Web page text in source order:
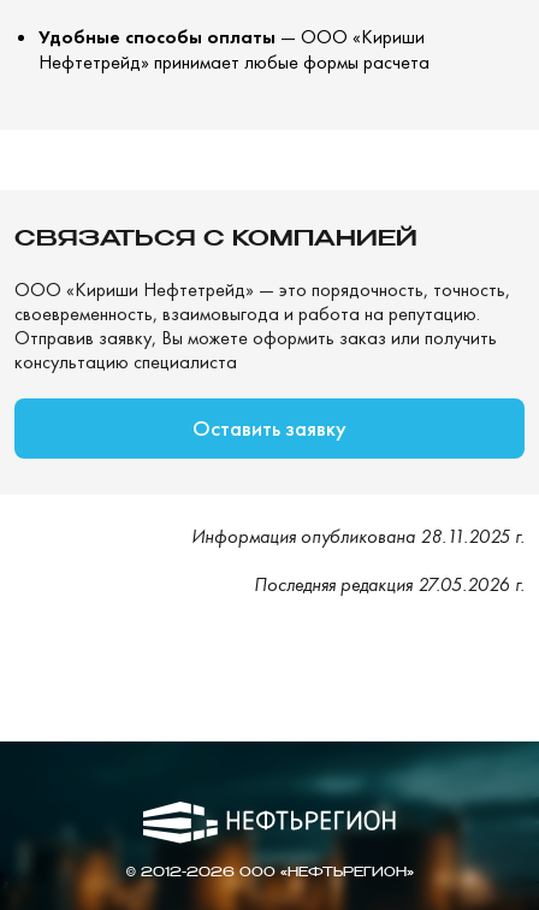
Удобные способы оплаты — ООО «Кириши
Нефтетрейд» принимает любые формы расчета
СВЯЗАТЬСЯ С КОМПАНИЕЙ
ООО «Кириши Нефтетрейд» — это порядочность, точность,
своевременность, взаимовыгода и работа на репутацию.
Отправив заявку, Вы можете оформить заказ или получить
консультацию специалиста
Оставить заявку
Информация опубликована 28.11.2025 г.
Последняя редакция 27.05.2026 г.
© 2012-2026 ООО «НЕФТЬРЕГИОН»